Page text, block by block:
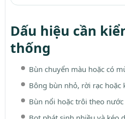
Dấu hiệu cần
thống
Bùn chuyển màu hoặc có
Bông bùn nhỏ, rời rạc hoặc
Bùn nổi hoặc trôi theo nước